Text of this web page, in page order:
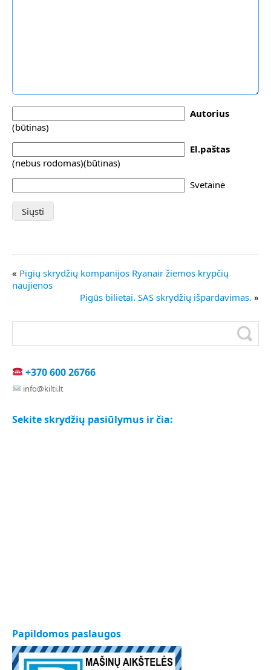
Autorius
(būtinas)
El.paštas
(nebus rodomas)(būtinas)
Svetainė
« Pigių skrydžių kompanijos Ryanair žiemos krypčių
naujienos
Pigūs bilietai. SAS skrydžių išpardavimas. »
+370 600 26766
info@kilti.lt
Sekite skrydžių pasiūlymus ir čia:
Papildomos paslaugos